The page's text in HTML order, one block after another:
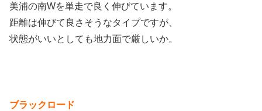
美浦の南Wを単走で良く伸びています。
距離は伸びて良さそうなタイプですが、
状態がいいとしても地力面で厳しいか。
ブラックロード